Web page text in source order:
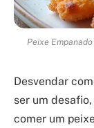
Peixe
Desvendar
ser um
comer um